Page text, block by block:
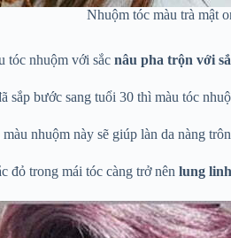
Nhuộm tóc màu trà mật
tóc nhuộm với sắc nâu pha trộn với
sắp bước sang tuổi 30 thì màu tóc
nhuộm này sẽ giúp làn da nàng
đỏ trong mái tóc càng trở nên lung linh